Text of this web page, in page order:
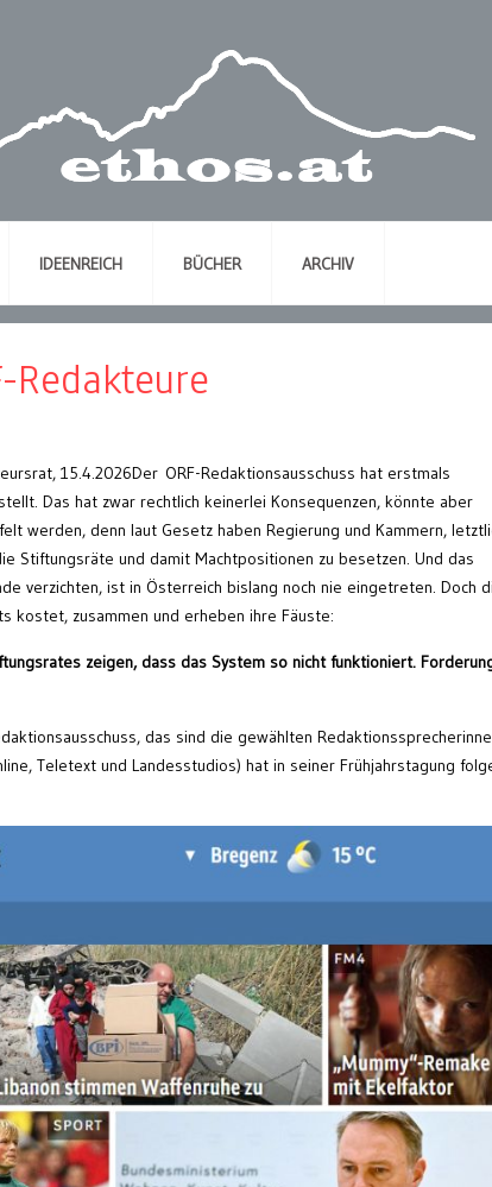
IDEENREICH BÜCHER ARCHIV
15.4.2026Der ORF-Redaktionsausschuss hat erstmals
Das hat zwar rechtlich keinerlei Konsequenzen, könnte aber
werden, denn laut Gesetz haben Regierung und Kammern,
Stiftungsräte und damit Machtpositionen zu besetzen. Und das
verzichten, ist in Österreich bislang noch nie eingetreten. Doch
kostet, zusammen und erheben ihre Fäuste:
zeigen, dass das System so nicht funktioniert.
das sind die gewählten
Teletext und Landesstudios) hat in seiner Frühjahrstagung